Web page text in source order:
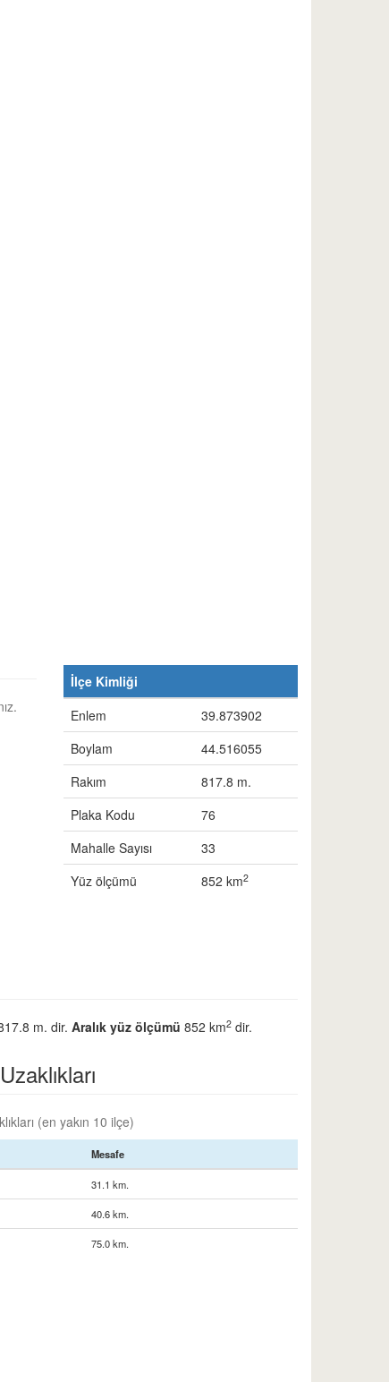
İlçe Kimliği
Enlem
39.873902
Boylam
44.516055
Rakım
817.8 m.
Plaka Kodu
76
Mahalle Sayısı
33
Yüz ölçümü
852 km2
m. dir. Aralık yüz ölçümü 852 km2 dir.
(en yakın 10 ilçe)
Mesafe
31.1 km.
40.6 km.
75.0 km.